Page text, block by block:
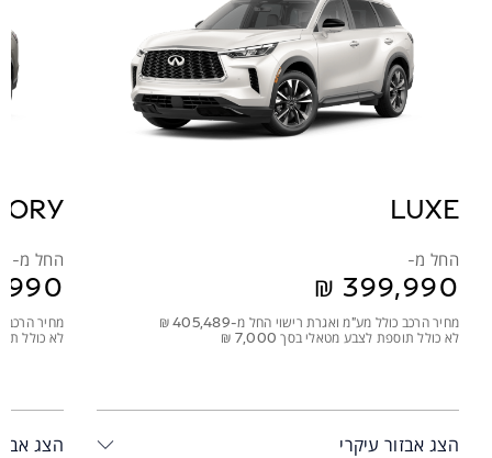
LUXE
החל מ-
מחיר הרכב כולל מע"מ ואגרת רישוי החל מ-405,489 ₪
לא כולל תוספת לצבע מטאלי בסך 7,000 ₪
הצג אבזור עיקרי
החל מ-
מחיר הרכב
לא כולל
הצג